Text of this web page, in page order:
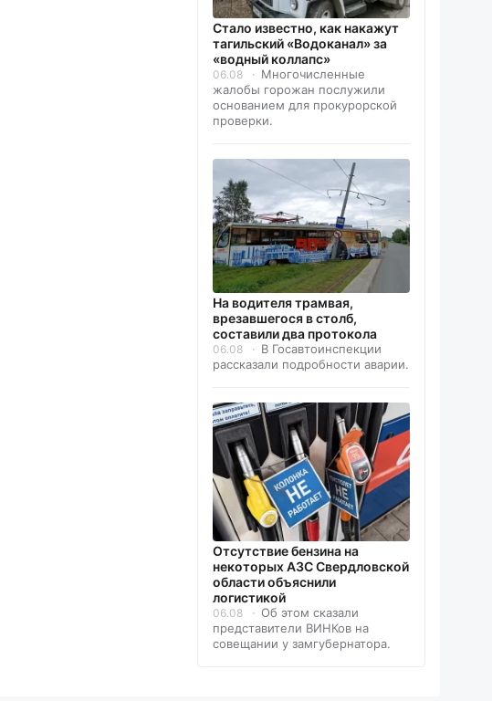
Стало известно, как накажут
тагильский «Водоканал» за
«водный коллапс»
06.08
Многочисленные
жалобы горожан послужили
основанием для прокурорской
проверки.
На водителя трамвая,
врезавшегося в столб,
составили два протокола
06.08
В Госавтоинспекции
рассказали подробности аварии.
Отсутствие бензина на
некоторых АЗС Свердловской
области объяснили
логистикой
06.08
Об этом сказали
представители ВИНКов на
совещании у замгубернатора.